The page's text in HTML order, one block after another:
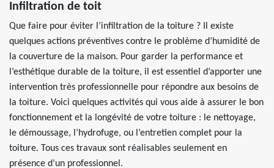
Infiltration de toit
Que faire pour éviter l’infiltration de la toiture ? Il existe
quelques actions préventives contre le problème d’humidité de
la couverture de la maison. Pour garder la performance et
l’esthétique durable de la toiture, il est essentiel d’apporter une
intervention très professionnelle pour répondre aux besoins de
la toiture. Voici quelques activités qui vous aide à assurer le bon
fonctionnement et la longévité de votre toiture : le nettoyage,
le démoussage, l’hydrofuge, ou l’entretien complet pour la
toiture. Tous ces travaux sont réalisables seulement en
présence d’un professionnel.